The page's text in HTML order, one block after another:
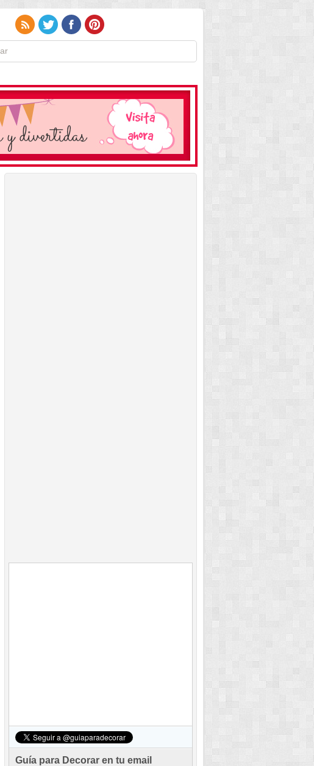
Guía para Decorar en tu email